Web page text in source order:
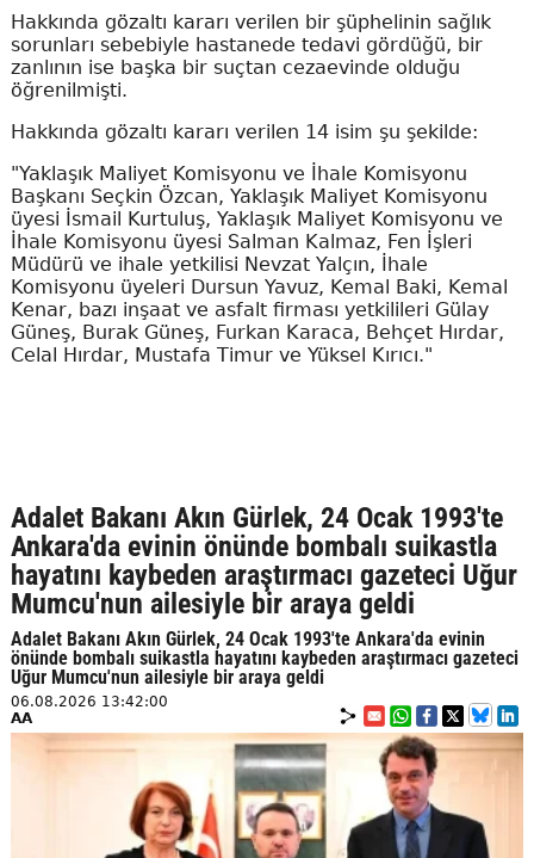
Hakkında gözaltı kararı verilen bir şüphelinin sağlık
sorunları sebebiyle hastanede tedavi gördüğü, bir
zanlının ise başka bir suçtan cezaevinde olduğu
öğrenilmişti.
Hakkında gözaltı kararı verilen 14 isim şu şekilde:
"Yaklaşık Maliyet Komisyonu ve İhale Komisyonu
Başkanı Seçkin Özcan, Yaklaşık Maliyet Komisyonu
üyesi İsmail Kurtuluş, Yaklaşık Maliyet Komisyonu ve
İhale Komisyonu üyesi Salman Kalmaz, Fen İşleri
Müdürü ve ihale yetkilisi Nevzat Yalçın, İhale
Komisyonu üyeleri Dursun Yavuz, Kemal Baki, Kemal
Kenar, bazı inşaat ve asfalt firması yetkilileri Gülay
Güneş, Burak Güneş, Furkan Karaca, Behçet Hırdar,
Celal Hırdar, Mustafa Timur ve Yüksel Kırıcı."
Adalet Bakanı Akın Gürlek, 24 Ocak 1993'te
Ankara'da evinin önünde bombalı suikastla
hayatını kaybeden araştırmacı gazeteci Uğur
Mumcu'nun ailesiyle bir araya geldi
Adalet Bakanı Akın Gürlek, 24 Ocak 1993'te Ankara'da evinin
önünde bombalı suikastla hayatını kaybeden araştırmacı gazeteci
Uğur Mumcu'nun ailesiyle bir araya geldi
06.08.2026 13:42:00
AA